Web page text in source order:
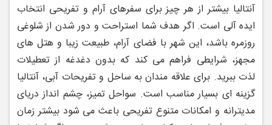
آنتالیا بیشتر از هر چیز برای سفرهای آرام و تفریحی انتخاب
ایده‌ آلی است. اگر هدف شما استراحت و دور شدن از شلوغی
روزمره باشد، این شهر با فضای آرام، طبیعت زیبا و هتل‌ های
مجهز، شرایطی فراهم می‌ کند که بدون دغدغه از تعطیلات
لذت ببرید. برای علاقه‌ مندان به ساحل و تفریحات آبی، آنتالیا
گزینه ‌ای بسیار مناسب است. سواحل تمیز، چشم ‌انداز دریای
مدیترانه و امکانات متنوع تفریحی باعث می‌ شود بیشتر زمان